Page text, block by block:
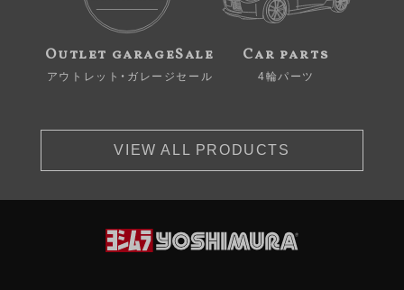
Outlet garageSale
アウトレット・ガレージセール
Car parts
4輪パーツ
VIEW ALL PRODUCTS